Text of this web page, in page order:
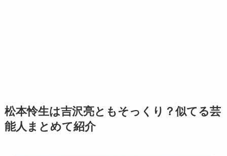
松本怜生は吉沢亮ともそっくり？似てる芸
能人まとめて紹介